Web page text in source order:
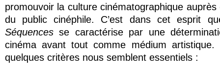
promouvoir la culture cinématographique
du public cinéphile. C’est dans cet esprit
Séquencesse caractérise par une
cinéma avant tout comme médium
quelques critères nous semblent essentiels :